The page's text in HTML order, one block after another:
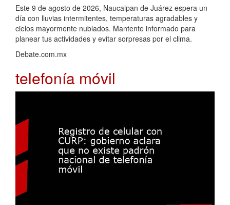
Este 9 de agosto de 2026, Naucalpan de Juárez espera un
día con lluvias intermitentes, temperaturas agradables y
cielos mayormente nublados. Mantente informado para
planear tus actividades y evitar sorpresas por el clima.
Debate.com.mx
telefonía móvil